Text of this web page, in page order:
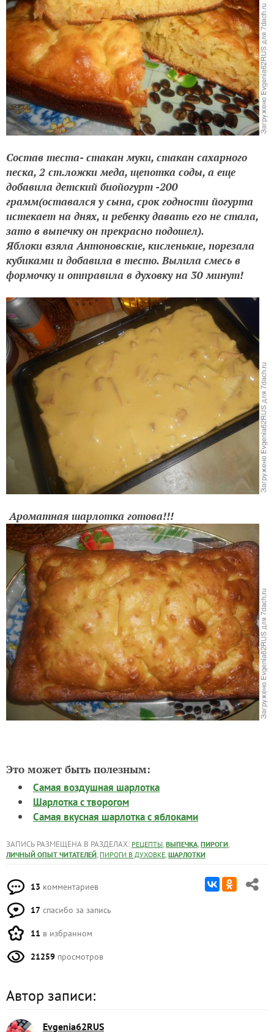
Состав теста- стакан муки, стакан сахарного
песка, 2 ст.ложки меда, щепотка соды, а еще
добавила детский биойогурт -200
грамм(оставался у сына, срок годности йогурта
истекает на днях, и ребенку давать его не стала,
зато в выпечку он прекрасно подошел).
Яблоки взяла Антоновские, кисленькие, порезала
кубиками и добавила в тесто. Вылила смесь в
формочку и отправила в духовку на 30 минут!
Ароматная шарлотка готова!!!
Это может быть полезным:
Самая воздушная шарлотка
Шарлотка с творогом
Самая вкусная шарлотка с яблоками
ЗАПИСЬ РАЗМЕЩЕНА В РАЗДЕЛАХ: РЕЦЕПТЫ, ВЫПЕЧКА, ПИРОГИ,
ЛИЧНЫЙ ОПЫТ ЧИТАТЕЛЕЙ, ПИРОГИ В ДУХОВКЕ, ШАРЛОТКИ
13 комментариев
17 спасибо за запись
11 в избранном
21259 просмотров
Автор записи:
Evgenia62RUS